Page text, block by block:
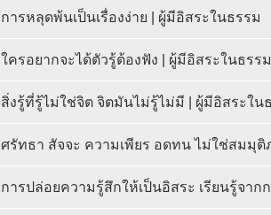
การหลุดพ้นเป็นเรื่องง่าย | ผู้มีอิสระในธรรม
ใครอยากจะได้ตัวรู้ต้องฟัง | ผู้มีอิสระในธรรม
สิ่งรู้ที่รู้ไม่ใช่จิต จิตมันไม่รู้ไม่มี | ผู้มีอิสระใน
ศรัทธา สัจจะ ความเพียร อดทน ไม่ใช่สมมุติ
การปล่อยความรู้สึกให้เป็นอิสระ เรียนรู้จาก